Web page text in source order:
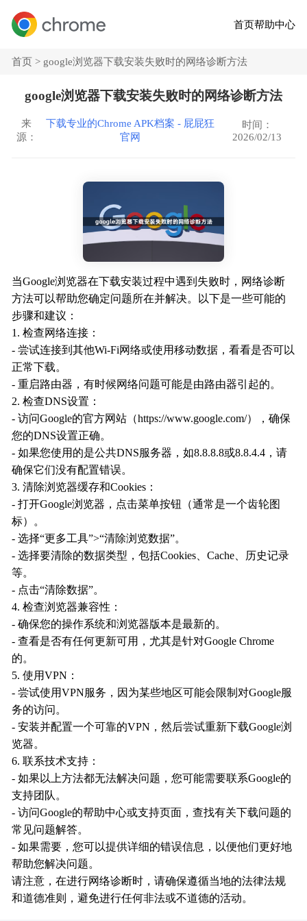
首页帮助中心
首页 > google浏览器下载安装失败时的网络诊断方法
google浏览器下载安装失败时的网络诊断方法
来
源：
下载专业的Chrome APK档案 - 屁屁狂
官网
时间：
2026/02/13
当Google浏览器在下载安装过程中遇到失败时，网络诊断
方法可以帮助您确定问题所在并解决。以下是一些可能的
步骤和建议：
1. 检查网络连接：
- 尝试连接到其他Wi-Fi网络或使用移动数据，看看是否可以
正常下载。
- 重启路由器，有时候网络问题可能是由路由器引起的。
2. 检查DNS设置：
- 访问Google的官方网站（https://www.google.com/），确保
您的DNS设置正确。
- 如果您使用的是公共DNS服务器，如8.8.8.8或8.8.4.4，请
确保它们没有配置错误。
3. 清除浏览器缓存和Cookies：
- 打开Google浏览器，点击菜单按钮（通常是一个齿轮图
标）。
- 选择“更多工具”>“清除浏览数据”。
- 选择要清除的数据类型，包括Cookies、Cache、历史记录
等。
- 点击“清除数据”。
4. 检查浏览器兼容性：
- 确保您的操作系统和浏览器版本是最新的。
- 查看是否有任何更新可用，尤其是针对Google Chrome
的。
5. 使用VPN：
- 尝试使用VPN服务，因为某些地区可能会限制对Google服
务的访问。
- 安装并配置一个可靠的VPN，然后尝试重新下载Google浏
览器。
6. 联系技术支持：
- 如果以上方法都无法解决问题，您可能需要联系Google的
支持团队。
- 访问Google的帮助中心或支持页面，查找有关下载问题的
常见问题解答。
- 如果需要，您可以提供详细的错误信息，以便他们更好地
帮助您解决问题。
请注意，在进行网络诊断时，请确保遵循当地的法律法规
和道德准则，避免进行任何非法或不道德的活动。